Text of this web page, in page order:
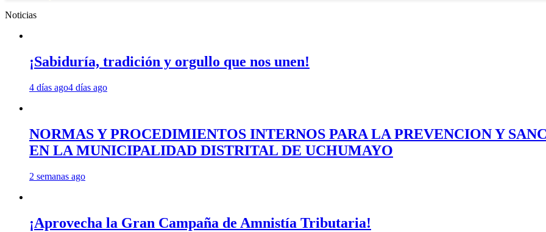
Noticias
¡Sabiduría, tradición y orgullo que nos unen!
4 días ago4 días ago
NORMAS Y PROCEDIMIENTOS INTERNOS PARA LA PREVENCION Y
EN LA MUNICIPALIDAD DISTRITAL DE UCHUMAYO
2 semanas ago
¡Aprovecha la Gran Campaña de Amnistía Tributaria!